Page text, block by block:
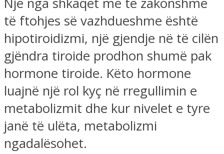
të ftohjes së vazhdueshme është
hipotiroidizmi, një gjendje në të cilën
gjëndra tiroide prodhon shumë pak
hormone tiroide. Këto hormone
luajnë një rol kyç në rregullimin e
metabolizmit dhe kur nivelet e tyre
janë të ulëta, metabolizmi
ngadalësohet.